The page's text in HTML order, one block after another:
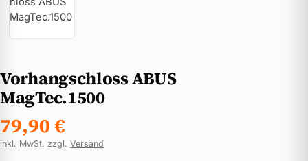
Vorhangschloss ABUS
MagTec.1500
79,90€
inkl. MwSt. zzgl. Versand